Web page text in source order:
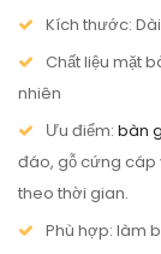
Kích thước:
Chất liệu mặt
nhiên
Ưu điểm: bàn
đáo, gỗ cứng cáp
theo thời gian.
Phù hợp: làm